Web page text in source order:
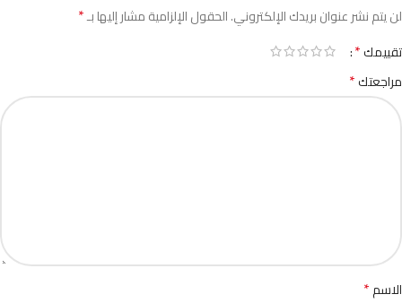
لن يتم نشر عنوان بريدك الإلكتروني.الحقول الإلزامية مشار إليها بـ*
تقييمك*
مراجعتك*
الاسم*